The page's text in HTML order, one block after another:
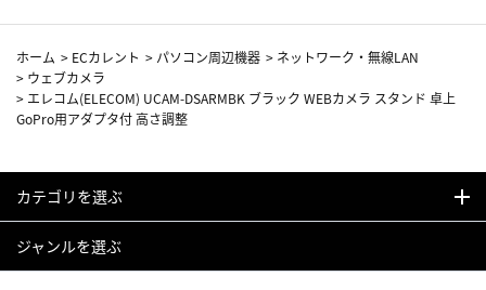
ホーム > ECカレント > パソコン周辺機器 > ネットワーク・無線LAN
> ウェブカメラ
> エレコム(ELECOM) UCAM-DSARMBK ブラック WEBカメラ スタンド 卓上
GoPro用アダプタ付 高さ調整
カテゴリを選ぶ
ジャンルを選ぶ